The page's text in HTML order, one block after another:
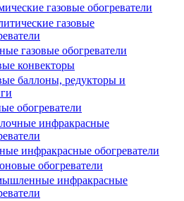
газовые обогреватели
газовые
газовые обогреватели
конвекторы
баллоны, редукторы и
обогреватели
инфракрасные
инфракрасные обогреватели
обогреватели
инфракрасные